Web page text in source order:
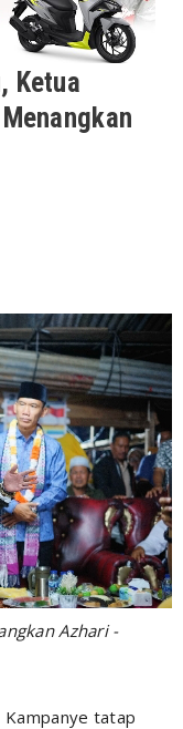
Ketua
Azhari -
Kampanye tatap